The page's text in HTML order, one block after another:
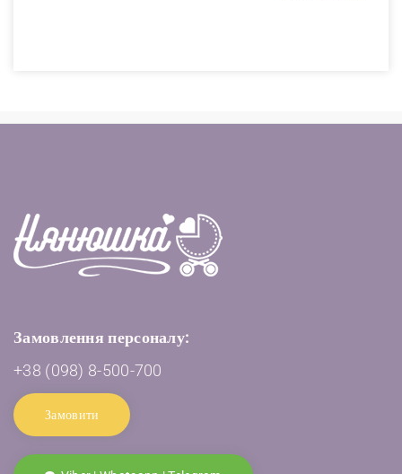
Замовлення персоналу:
+38 (098) 8-500-700
Замовити